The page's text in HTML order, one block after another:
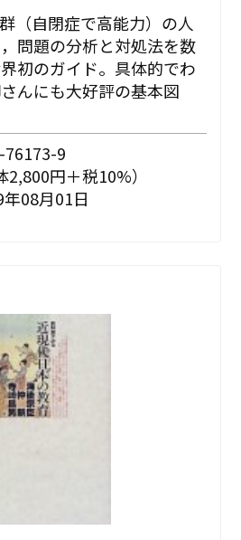
（自閉症で高能力）の人
問題の分析と対処法を数
初のガイド。具体的でわ
んにも大好評の基本図
76173-9
円＋税10%）
08月01日